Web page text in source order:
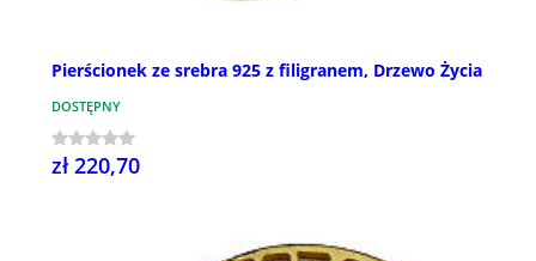
Pierścionek ze srebra 925 z filigranem, Drzewo Życia
DOSTĘPNY
zł 220,70